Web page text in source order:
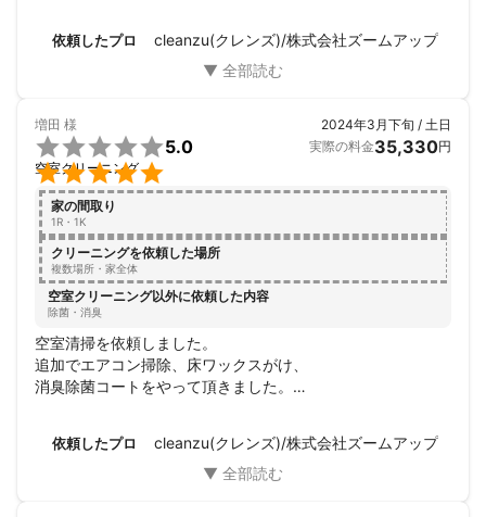
依頼したプロ cleanzu(クレンズ)/株式会社ズームアップ
増田 様


5.0
空室クリーニング
2024年3月下旬 / 土日
実際の料金35,330円
家の間取り
1R・1K
クリーニングを依頼した場所
複数場所・家全体
空室クリーニング以外に依頼した内容
除菌・消臭
空室清掃を依頼しました。
追加でエアコン掃除、床ワックスがけ、
消臭除菌コートをやって頂きました。
丁寧に掃除して下さり感謝しております。
又、依頼した時はよろしくお願い致します。
依頼したプロ cleanzu(クレンズ)/株式会社ズームアップ